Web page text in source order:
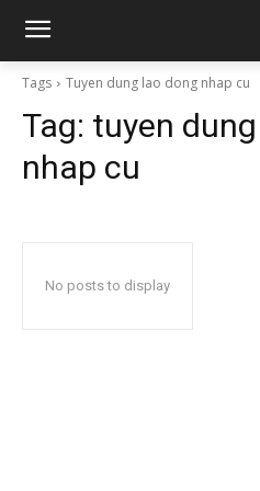
Tags Tuyen dung lao dong nhap cu
Tag: tuyen
nhap cu
No posts to display